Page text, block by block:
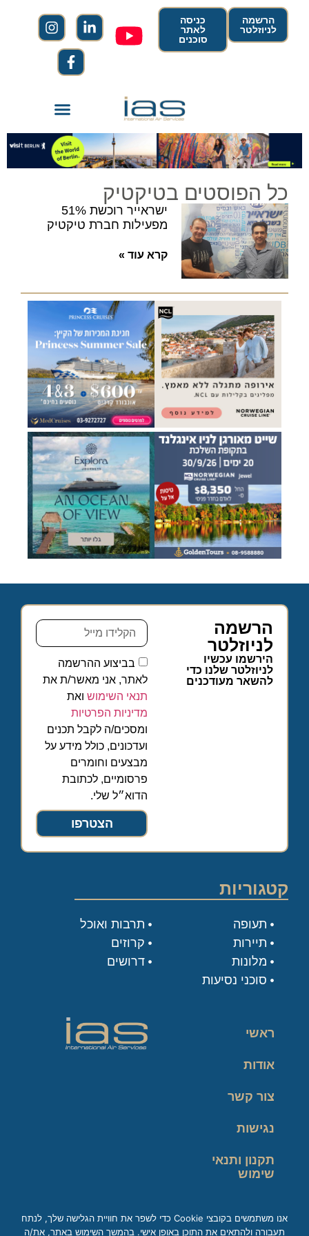
הרשמה
לניוזלטר
כניסה
לאתר
סוכנים
כל הפוסטים בטיקטיק
ישראייר רוכשת 51%
מפעילות חברת טיקטיק
קרא עוד »
הרשמה
לניוזלטר
הירשמו עכשיו
לניוזלטר שלנו כדי
להשאר מעודכנים
בביצוע ההרשמה
לאתר, אני מאשר/ת את
תנאי השימוש ואת
מדיניות הפרטיות
ומסכים/ה לקבל תכנים
ועדכונים, כולל מידע על
מבצעים וחומרים
פרסומיים, לכתובת
הדוא״ל שלי.
הצטרפו
קטגוריות
תעופה
תיירות
מלונות
סוכני נסיעות
תרבות ואוכל
קרוזים
דרושים
ראשי
אודות
צור קשר
נגישות
תקנון ותנאי
שימוש
אנו משתמשים בקובצי Cookie כדי לשפר את חוויית הגלישה שלך, לנתח
תעבורה ולהתאים את התוכן באופן אישי. בהמשך השימוש באתר, את/ה